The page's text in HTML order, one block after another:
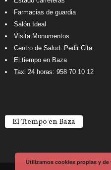
Farmacias de guardia
Salón Ideal
Visita Monumentos
Centro de Salud. Pedir Cita
El tiempo en Baza
Taxi 24 horas: 958 70 10 12
El Tiempo en Baza
Utilizamos cookies propias y